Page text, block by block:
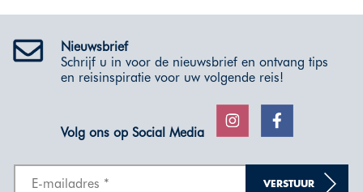
Nieuwsbrief
Schrijf u in voor de nieuwsbrief en ontvang tips
en reisinspiratie voor uw volgende reis!
Volg ons op Social Media
VERSTUUR